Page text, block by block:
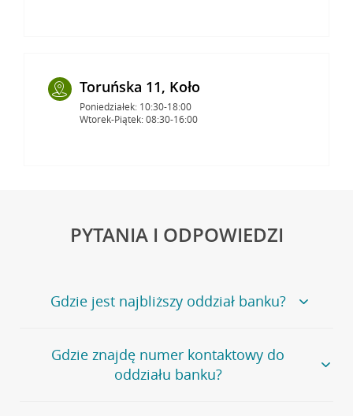
Toruńska 11, Koło
Poniedziałek: 10:30-18:00
Wtorek-Piątek: 08:30-16:00
PYTANIA I ODPOWIEDZI
Gdzie jest najbliższy oddział banku?
Jeśli szukasz oddziału naszego banku, zapraszamy na
stronęPlacówki i bankomaty, na której znajduje się
wygodna wyszukiwarka.
Gdzie znajdę numer kontaktowy do
oddziału banku?